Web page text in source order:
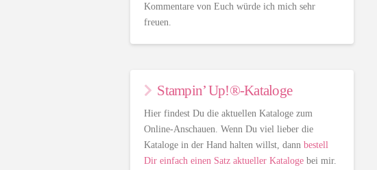
Kommentare von Euch würde ich mich sehr
freuen.
Stampin’ Up!®-Kataloge
Hier findest Du die aktuellen Kataloge zum
Online-Anschauen. Wenn Du viel lieber die
Kataloge in der Hand halten willst, dannbestell
Dir einfach einen Satz aktueller Kataloge bei mir.